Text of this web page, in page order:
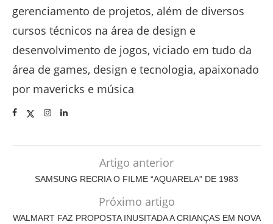
gerenciamento de projetos, além de diversos
cursos técnicos na área de design e
desenvolvimento de jogos, viciado em tudo da
área de games, design e tecnologia, apaixonado
por mavericks e música
Artigo anterior
SAMSUNG RECRIA O FILME “AQUARELA” DE 1983
Próximo artigo
WALMART FAZ PROPOSTA INUSITADA A CRIANÇAS EM NOVA